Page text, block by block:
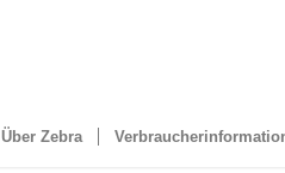
Über Zebra